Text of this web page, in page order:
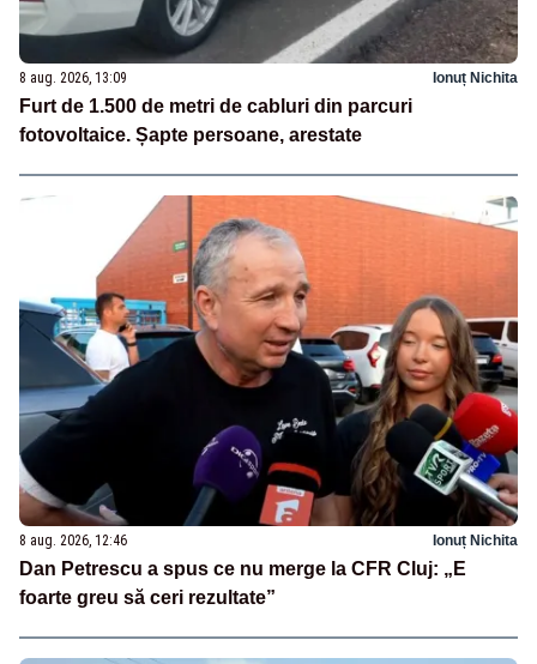
8 aug. 2026, 13:09 Ionuț Nichita
Furt de 1.500 de metri de cabluri din parcuri
fotovoltaice. Șapte persoane, arestate
8 aug. 2026, 12:46 Ionuț Nichita
Dan Petrescu a spus ce nu merge la CFR Cluj: „E
foarte greu să ceri rezultate”